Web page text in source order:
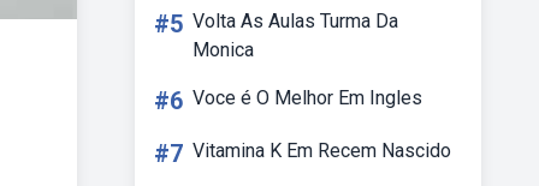
#5 Volta As Aulas Turma Da
Monica
#6 Voce é O Melhor Em Ingles
#7 Vitamina K Em Recem Nascido